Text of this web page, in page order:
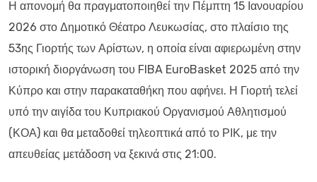
Η απονομή θα πραγματοποιηθεί την Πέμπτη 15 Ιανουαρίου
2026 στο Δημοτικό Θέατρο Λευκωσίας, στο πλαίσιο της
53ης Γιορτής των Αρίστων, η οποία είναι αφιερωμένη στην
ιστορική διοργάνωση του FIBA EuroBasket 2025 από την
Κύπρο και στην παρακαταθήκη που αφήνει. Η Γιορτή τελεί
υπό την αιγίδα του Κυπριακού Οργανισμού Αθλητισμού
(ΚΟΑ) και θα μεταδοθεί τηλεοπτικά από το ΡΙΚ, με την
απευθείας μετάδοση να ξεκινά στις 21:00.